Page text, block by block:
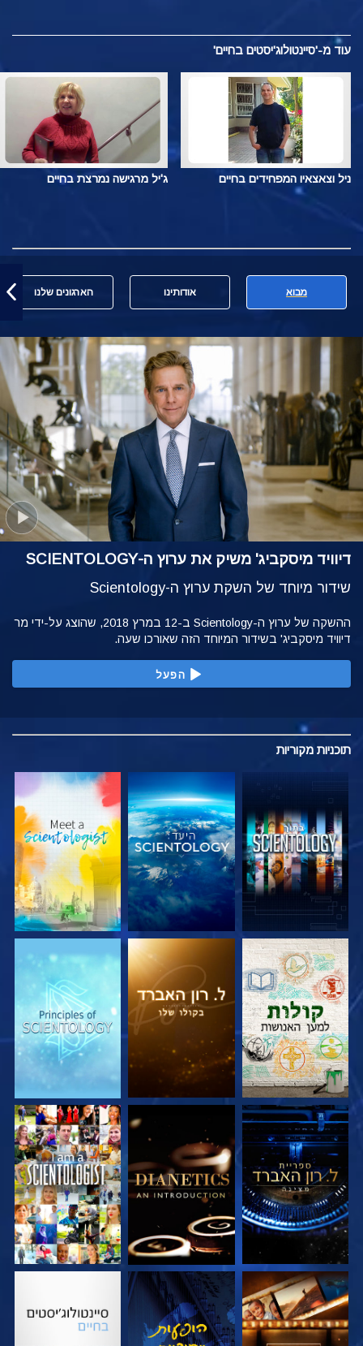
עוד מ-'סיינטולוג'יסטים בחיים'
ניל וצאצאיו המפחידים בחיים ג'יל מרגישה נמרצת בחיים
מבוא אודותינו הארגונים שלנו
דיוויד מיסקביג' משיק את ערוץ ה-SCIENTOLOGY
שידור מיוחד של השקת ערוץ ה-Scientology
ההשקה של ערוץ ה-Scientology ב-12 במרץ 2018, שהוצג על-ידי מר
דיוויד מיסקביג' בשידור המיוחד הזה שאורכו שעה.
הפעל
תוכניות מקוריות
בדוק את הסדרה בדוק את הסדרה בדוק את הסדרה
בדוק את הסדרה בדוק את הסדרה צפה
בדוק את הסדרה צפה בדוק את הסדרה